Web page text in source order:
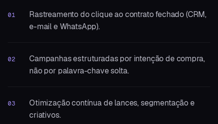
01
Rastreamento do clique ao contrato fechado (CRM,
e-mail e WhatsApp).
02
Campanhas estruturadas por intenção de compra,
não por palavra-chave solta.
03
Otimização contínua de lances, segmentação e
criativos.